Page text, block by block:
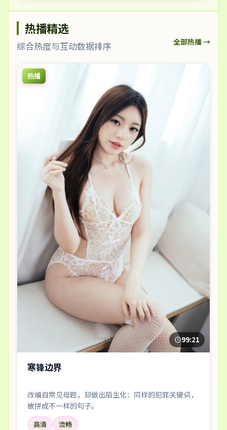
热播精选
综合热度与互动数据排序 全部热播 →
热播
99:21
寒锋边界
改编自常见母题，却做出陌生化：同样的犯罪关键词，
被拼成不一样的句子。
高清
流畅